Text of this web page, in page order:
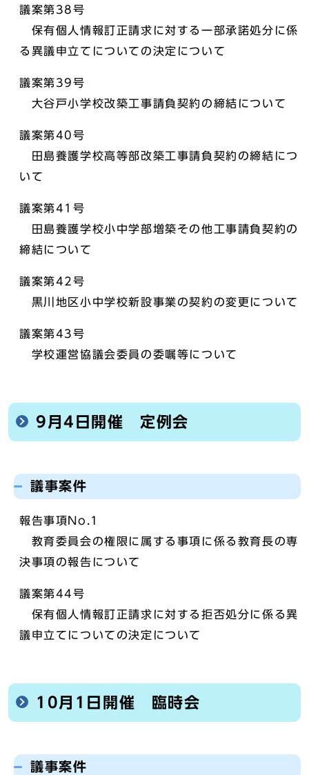
議案第38号
保有個人情報訂正請求に対する一部承諾処分に係
る異議申立てについての決定について
議案第39号
大谷戸小学校改築工事請負契約の締結について
議案第40号
田島養護学校高等部改築工事請負契約の締結につ
いて
議案第41号
田島養護学校小中学部増築その他工事請負契約の
締結について
議案第42号
黒川地区小中学校新設事業の契約の変更について
議案第43号
学校運営協議会委員の委嘱等について
9月4日開催 定例会
議事案件
報告事項No.1
教育委員会の権限に属する事項に係る教育長の専
決事項の報告について
議案第44号
保有個人情報訂正請求に対する拒否処分に係る異
議申立てについての決定について
10月1日開催 臨時会
議事案件